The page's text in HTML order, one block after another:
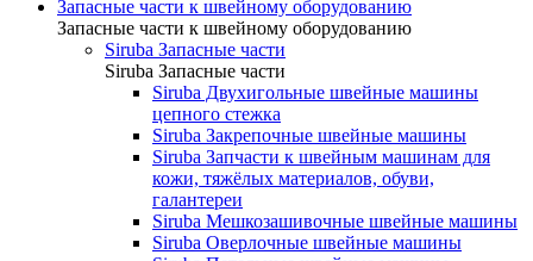
Запасные части к швейному оборудованию
Запасные части к швейному оборудованию
Siruba Запасные части
Siruba Запасные части
Siruba Двухигольные швейные машины
цепного стежка
Siruba Закрепочные швейные машины
Siruba Запчасти к швейным машинам для
кожи, тяжёлых материалов, обуви,
галантереи
Siruba Мешкозашивочные швейные машины
Siruba Оверлочные швейные машины